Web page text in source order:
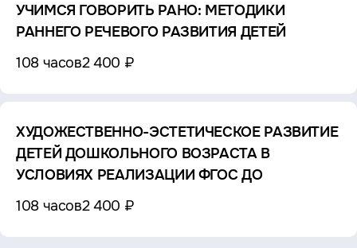
УЧИМСЯ ГОВОРИТЬ РАНО: МЕТОДИКИ
РАННЕГО РЕЧЕВОГО РАЗВИТИЯ ДЕТЕЙ
108 часов2 400 ₽
ХУДОЖЕСТВЕННО-ЭСТЕТИЧЕСКОЕ РАЗВИТИЕ
ДЕТЕЙ ДОШКОЛЬНОГО ВОЗРАСТА В
УСЛОВИЯХ РЕАЛИЗАЦИИ ФГОС ДО
108 часов2 400 ₽